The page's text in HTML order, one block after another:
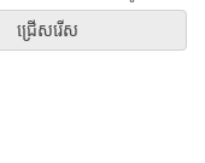
ជ្រើសរើស